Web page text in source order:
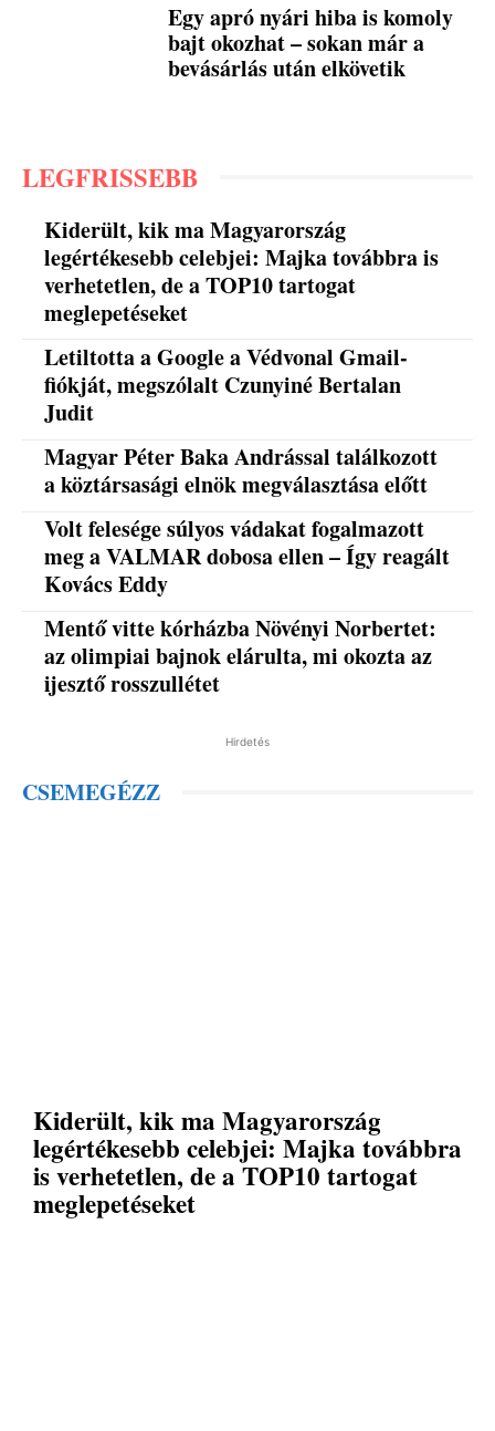
Egy apró nyári hiba is komoly
bajt okozhat – sokan már a
bevásárlás után elkövetik
LEGFRISSEBB
Kiderült, kik ma Magyarország
legértékesebb celebjei: Majka továbbra is
verhetetlen, de a TOP10 tartogat
meglepetéseket
Letiltotta a Google a Védvonal Gmail-
fiókját, megszólalt Czunyiné Bertalan
Judit
Magyar Péter Baka Andrással találkozott
a köztársasági elnök megválasztása előtt
Volt felesége súlyos vádakat fogalmazott
meg a VALMAR dobosa ellen – Így reagált
Kovács Eddy
Mentő vitte kórházba Növényi Norbertet:
az olimpiai bajnok elárulta, mi okozta az
ijesztő rosszullétet
Hirdetés
CSEMEGÉZZ
Kiderült, kik ma Magyarország
legértékesebb celebjei: Majka továbbra
is verhetetlen, de a TOP10 tartogat
meglepetéseket